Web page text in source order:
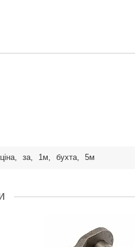
ціна, за, 1м, бухта, 5м